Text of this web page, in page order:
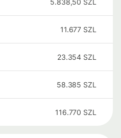
5.838,50 SZL
11.677 SZL
23.354 SZL
58.385 SZL
116.770 SZL